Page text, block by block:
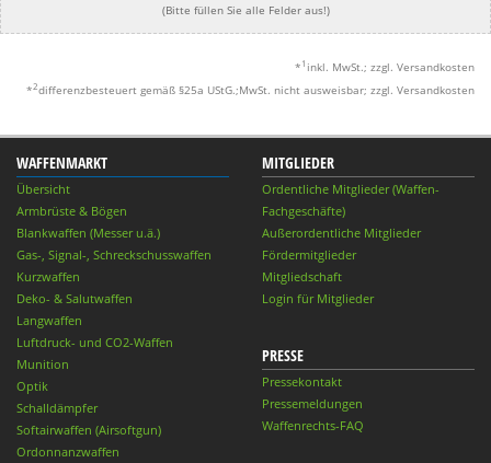
(Bitte füllen Sie alle Felder aus!)
* 1 inkl. MwSt.; zzgl. Versandkosten
*2differenzbesteuert gemäß §25a UStG.;MwSt. nicht ausweisbar; zzgl. Versandkosten
WAFFENMARKT
Übersicht
Armbrüste & Bögen
Blankwaffen (Messer u.ä.)
Gas-, Signal-, Schreckschusswaffen
Kurzwaffen
Deko- & Salutwaffen
Langwaffen
Luftdruck- und CO2-Waffen
Munition
Optik
Schalldämpfer
Softairwaffen (Airsoftgun)
Ordonnanzwaffen
MITGLIEDER
Ordentliche Mitglieder (Waffen-
Fachgeschäfte)
Außerordentliche Mitglieder
Fördermitglieder
Mitgliedschaft
Login für Mitglieder
PRESSE
Pressekontakt
Pressemeldungen
Waffenrechts-FAQ